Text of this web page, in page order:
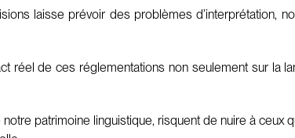
laisse prévoir des problèmes d’interprétation,
réel de ces réglementations non seulement sur la
patrimoine linguistique, risquent de nuire à ceux